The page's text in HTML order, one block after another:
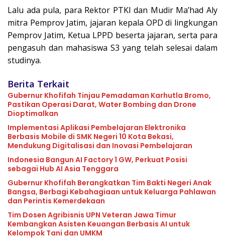
Lalu ada pula, para Rektor PTKI dan Mudir Ma’had Aly
mitra Pemprov Jatim, jajaran kepala OPD di lingkungan
Pemprov Jatim, Ketua LPPD beserta jajaran, serta para
pengasuh dan mahasiswa S3 yang telah selesai dalam
studinya.
Berita Terkait
Gubernur Khofifah Tinjau Pemadaman Karhutla Bromo,
Pastikan Operasi Darat, Water Bombing dan Drone
Dioptimalkan
Implementasi Aplikasi Pembelajaran Elektronika
Berbasis Mobile di SMK Negeri 10 Kota Bekasi,
Mendukung Digitalisasi dan Inovasi Pembelajaran
Indonesia Bangun AI Factory 1 GW, Perkuat Posisi
sebagai Hub AI Asia Tenggara
Gubernur Khofifah Berangkatkan Tim Bakti Negeri Anak
Bangsa, Berbagi Kebahagiaan untuk Keluarga Pahlawan
dan Perintis Kemerdekaan
Tim Dosen Agribisnis UPN Veteran Jawa Timur
Kembangkan Asisten Keuangan Berbasis AI untuk
Kelompok Tani dan UMKM